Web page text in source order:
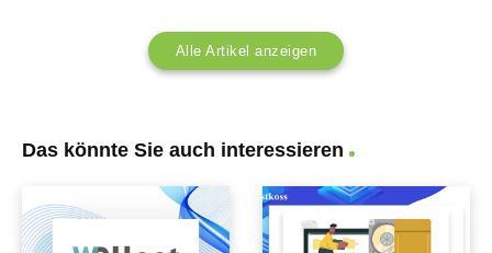
Alle Artikel anzeigen
Das könnte Sie auch interessieren